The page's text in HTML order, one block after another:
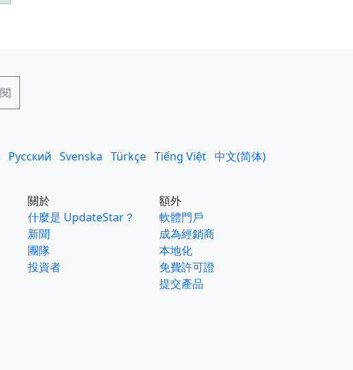
Русский Svenska Türkçe Tiếng Việt 中文(简体)
關於
什麼是 UpdateStar？
新聞
團隊
投資者
額外
軟體門戶
成為經銷商
本地化
免費許可證
提交產品